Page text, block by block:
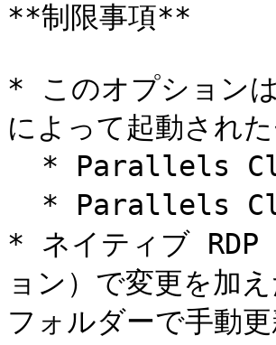
**制限事項**
* このオプショ
によって起動され
* ネイティブ RDP
ョン）で変更を加
フォルダーで手動